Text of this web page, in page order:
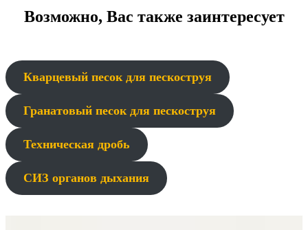
Возможно, Вас также заинтересует
Кварцевый песок для пескоструя
Гранатовый песок для пескоструя
Техническая дробь
СИЗ органов дыхания